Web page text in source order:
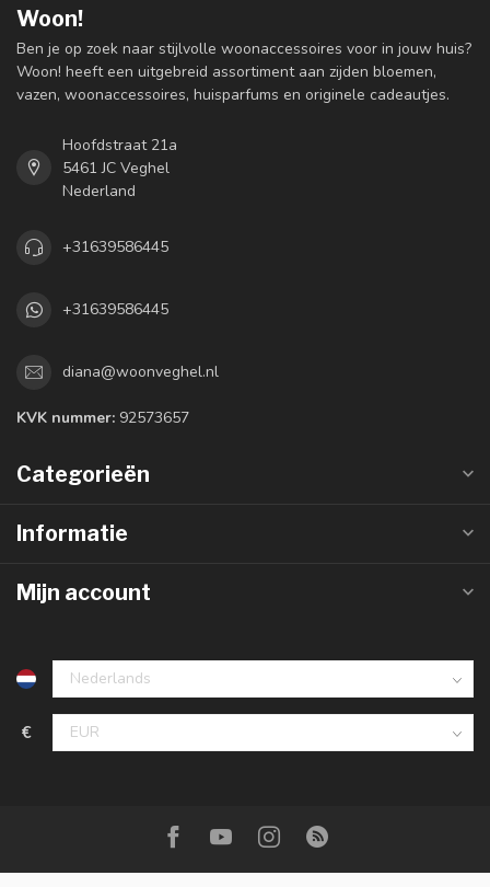
Woon!
Ben je op zoek naar stijlvolle woonaccessoires voor in jouw huis?
Woon! heeft een uitgebreid assortiment aan zijden bloemen,
vazen, woonaccessoires, huisparfums en originele cadeautjes.
Hoofdstraat 21a
5461 JC Veghel
Nederland
+31639586445
+31639586445
diana@woonveghel.nl
KVK nummer: 92573657
Categorieën
Informatie
Mijn account
€